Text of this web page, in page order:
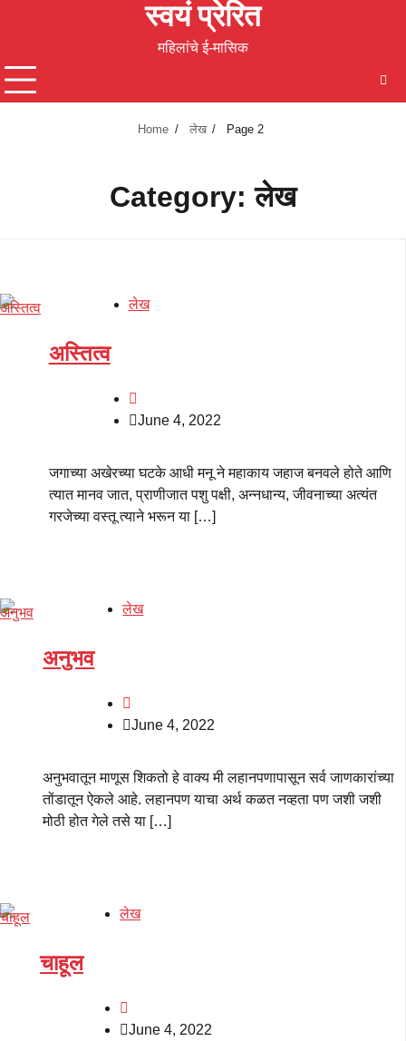
स्वयं प्रेरित
महिलांचे ई-मासिक
Home लेख Page 2
Category:लेख
लेख
अस्तित्व
June 4, 2022
जगाच्या अखेरच्या घटके आधी मनू ने महाकाय जहाज बनवले होते आणि
त्यात मानव जात, प्राणीजात पशु पक्षी, अन्नधान्य, जीवनाच्या अत्यंत
गरजेच्या वस्तू त्याने भरून या […]
लेख
अनुभव
June 4, 2022
अनुभवातून माणूस शिकतो हे वाक्य मी लहानपणापासून सर्व जाणकारांच्या
तोंडातून ऐकले आहे. लहानपण याचा अर्थ कळत नव्हता पण जशी जशी
मोठी होत गेले तसे या […]
लेख
चाहूल
June 4, 2022